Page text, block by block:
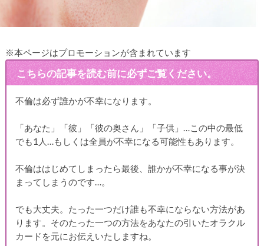
※本ページはプロモーションが含まれています
こちらの記事を読む前に必ずご覧ください。
不倫は必ず誰かが不幸になります。
「あなた」「彼」「彼の奥さん」「子供」…この中の最低
でも1人…もしくは全員が不幸になる可能性もあります。
不倫ははじめてしまったら最後、誰かが不幸になる事が決
まってしまうのです…。
でも大丈夫。たった一つだけ誰も不幸にならない方法があ
ります。そのたった一つの方法をあなたの引いたオラクル
カードを元にお伝えいたしますね。